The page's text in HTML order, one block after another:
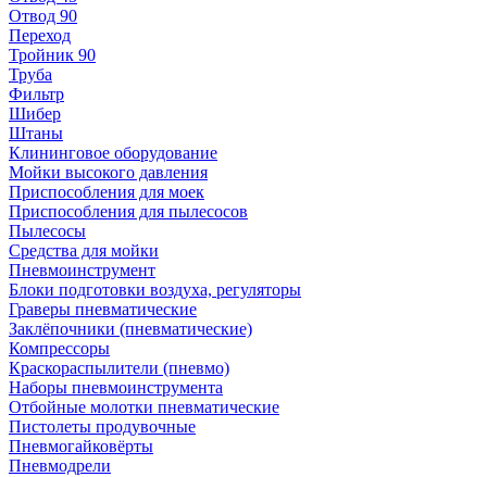
Отвод 90
Переход
Тройник 90
Труба
Фильтр
Шибер
Штаны
Клининговое оборудование
Мойки высокого давления
Приспособления для моек
Приспособления для пылесосов
Пылесосы
Средства для мойки
Пневмоинструмент
Блоки подготовки воздуха, регуляторы
Граверы пневматические
Заклёпочники (пневматические)
Компрессоры
Краскораспылители (пневмо)
Наборы пневмоинструмента
Отбойные молотки пневматические
Пистолеты продувочные
Пневмогайковёрты
Пневмодрели